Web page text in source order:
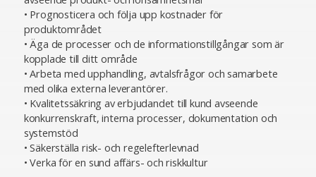
• Prognosticera och följa upp kostnader för
produktområdet
• Äga de processer och de informationstillgångar som är
kopplade till ditt område
• Arbeta med upphandling, avtalsfrågor och samarbete
med olika externa leverantörer.
• Kvalitetssäkring av erbjudandet till kund avseende
konkurrenskraft, interna processer, dokumentation och
systemstöd
• Säkerställa risk- och regelefterlevnad
• Verka för en sund affärs- och riskkultur